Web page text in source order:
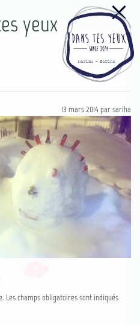
yeux
13 mars 2014 parsariha
Les champs obligatoires sont indiqués